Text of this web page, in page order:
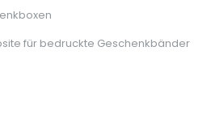
für bedruckte Geschenkbänder